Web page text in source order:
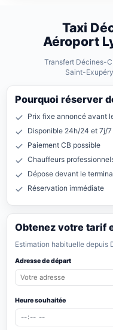
Taxi
Aéroport
Transfert Décines-
Saint-
Pourquoi réserver
Prix fixe annoncé avant
Disponible 24h/24 et 7j/7
Paiement CB possible
Chauffeurs
Dépose devant le
Réservation immédiate
Obtenez votre tarif
Estimation habituelle
Adresse de départ
Heure souhaitée